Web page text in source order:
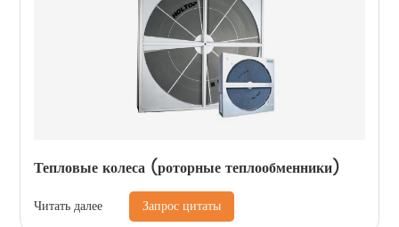
Тепловые колеса (роторные теплообменники)
Читать далее Запрос цитаты